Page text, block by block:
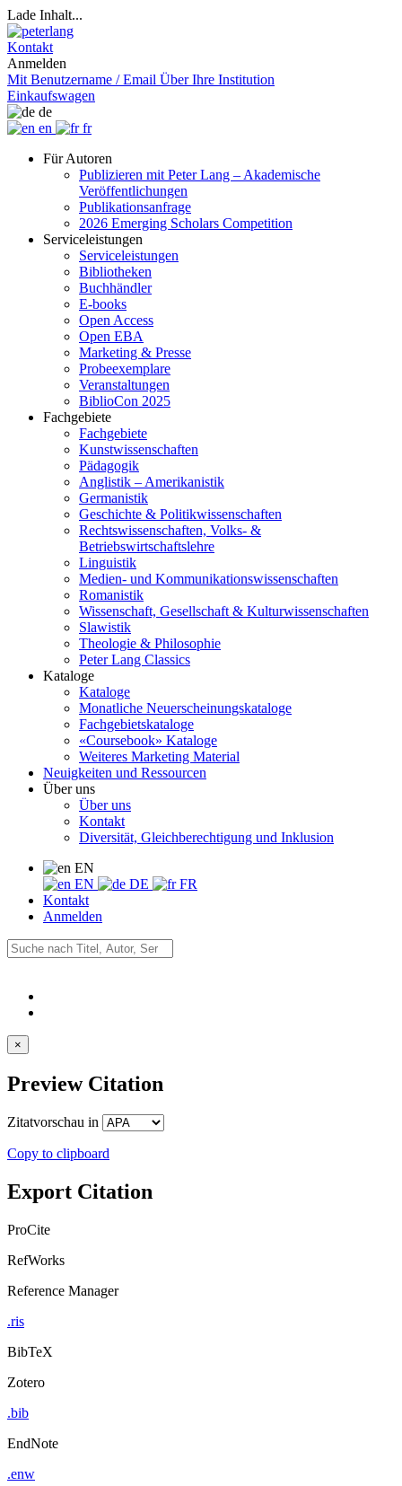
Lade Inhalt...
Kontakt
Anmelden
Mit Benutzername / Email Über Ihre Institution
Einkaufswagen
de
en
fr
Für Autoren
Publizieren mit Peter Lang – Akademische
Veröffentlichungen
Publikationsanfrage
2026 Emerging Scholars Competition
Serviceleistungen
Serviceleistungen
Bibliotheken
Buchhändler
E-books
Open Access
Open EBA
Marketing & Presse
Probeexemplare
Veranstaltungen
BiblioCon 2025
Fachgebiete
Fachgebiete
Kunstwissenschaften
Pädagogik
Anglistik – Amerikanistik
Germanistik
Geschichte & Politikwissenschaften
Rechtswissenschaften, Volks- &
Betriebswirtschaftslehre
Linguistik
Medien- und Kommunikationswissenschaften
Romanistik
Wissenschaft, Gesellschaft & Kulturwissenschaften
Slawistik
Theologie & Philosophie
Peter Lang Classics
Kataloge
Kataloge
Monatliche Neuerscheinungskataloge
Fachgebietskataloge
«Coursebook» Kataloge
Weiteres Marketing Material
Neuigkeiten und Ressourcen
Über uns
Über uns
Kontakt
Diversität, Gleichberechtigung und Inklusion
EN
EN
DE
FR
Kontakt
Anmelden
×
Preview Citation
Zitatvorschau in
Copy to clipboard
Export Citation
ProCite
RefWorks
Reference Manager
.ris
BibTeX
Zotero
.bib
EndNote
.enw